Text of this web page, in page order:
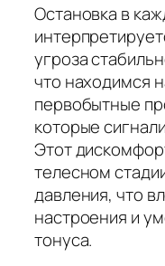
Остановка в
угроза
что находимся
первобытные
которые
Этот
телесном
давления, что
настроения и
тонуса.